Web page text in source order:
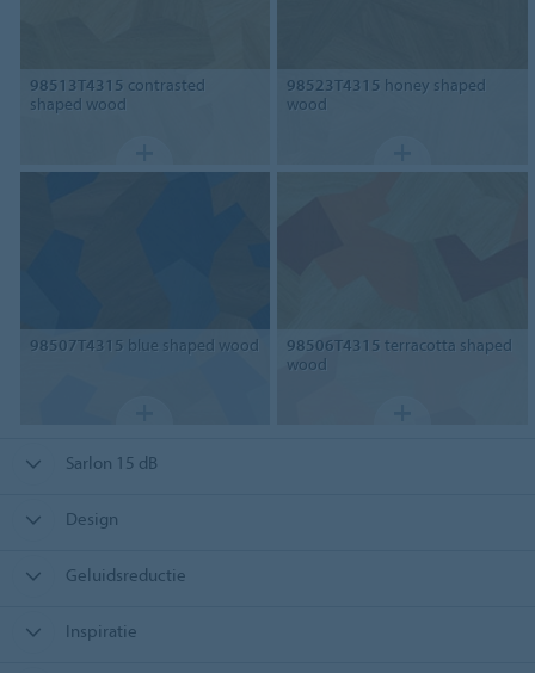
98513T4315 contrasted
shaped wood
98523T4315 honey shaped
wood
98507T4315 blue shaped wood 98506T4315 terracotta shaped
wood
Sarlon 15 dB
Design
Geluidsreductie
Inspiratie